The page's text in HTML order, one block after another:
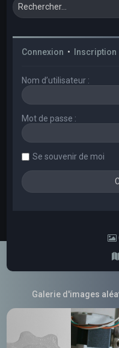
Connexion • Inscription
Nom d’utilisateur :
Mot de passe :
Se souvenir de moi
Galerie d'images